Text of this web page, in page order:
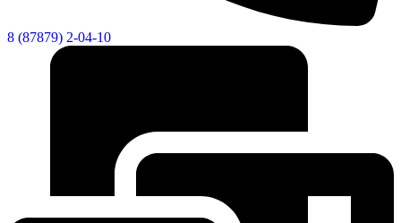
8 (87879) 2-04-10